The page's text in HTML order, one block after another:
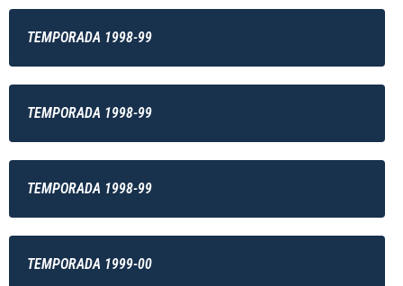
TEMPORADA 1998-99
TEMPORADA 1998-99
TEMPORADA 1998-99
TEMPORADA 1999-00